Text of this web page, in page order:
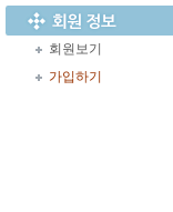
회원보기
가입하기